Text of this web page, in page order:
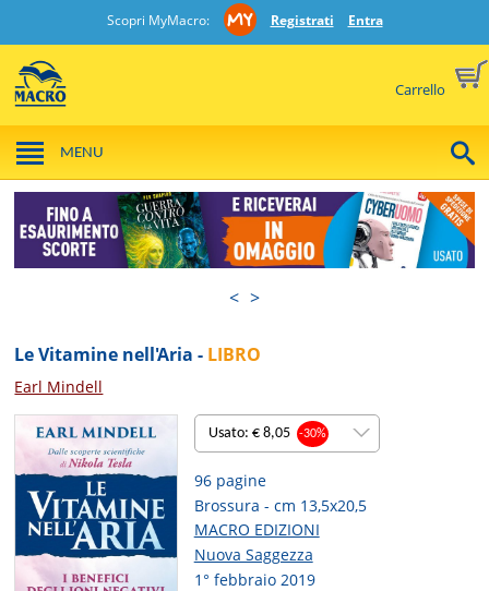
Scopri MyMacro: Registrati Entra
Carrello
MENU
< >
Le Vitamine nell'Aria - LIBRO
Earl Mindell
Usato: € 8,05-30%
96 pagine
Brossura - cm 13,5x20,5
MACRO EDIZIONI
Nuova Saggezza
1° febbraio 2019